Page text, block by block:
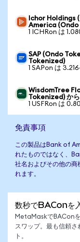
Ichor Holdings
America (Ondo
1 ICHRon は
SAP (Ondo
Tokenized)
1 SAPon は
WisdomTree
Tokenized) か
1 USFRon は
免責事項
この製品はBank of
れたものではなく、
社名およびその他の商
れます。
数秒でBAConを
MetaMaskでBAConを
スワップ。最も信頼さ
ト。